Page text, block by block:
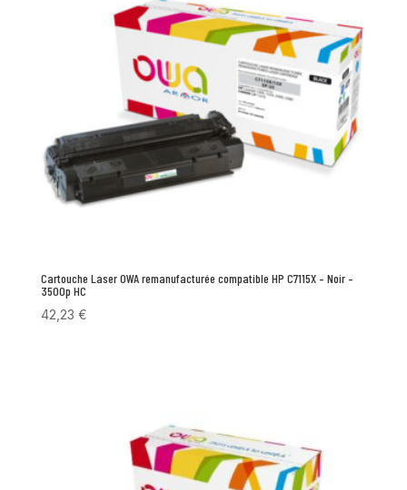
Cartouche Laser OWA remanufacturée compatible HP C7115X – Noir –
3500p HC
42,23 €